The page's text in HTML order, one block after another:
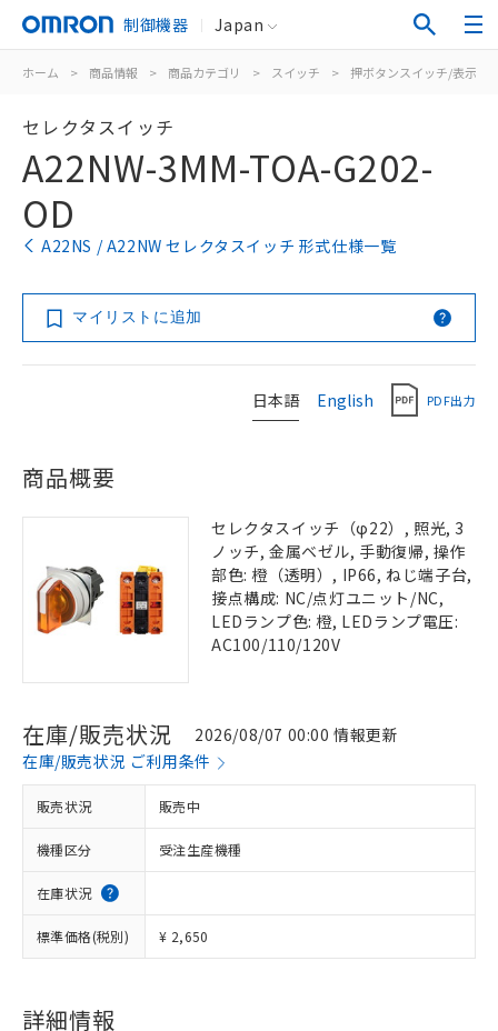
制御機器 Japan
ホーム > 商品情報 > 商品カテゴリ > スイッチ > 押ボタンスイッチ/表示灯
セレクタスイッチ
A22NW-3MM-TOA-G202-
OD
A22NS / A22NW セレクタスイッチ 形式仕様一覧
マイリストに追加
日本語 English PDF出力
商品概要
セレクタスイッチ（φ22）, 照光, 3
ノッチ, 金属ベゼル, 手動復帰, 操作
部色: 橙（透明）, IP66, ねじ端子台,
接点構成: NC/点灯ユニット/NC,
LEDランプ色: 橙, LEDランプ電圧:
AC100/110/120V
在庫/販売状況
2026/08/07 00:00 情報更新
在庫/販売状況 ご利用条件
販売状況 販売中
機種区分 受注生産機種
在庫状況
標準価格(税別) ¥ 2,650
詳細情報